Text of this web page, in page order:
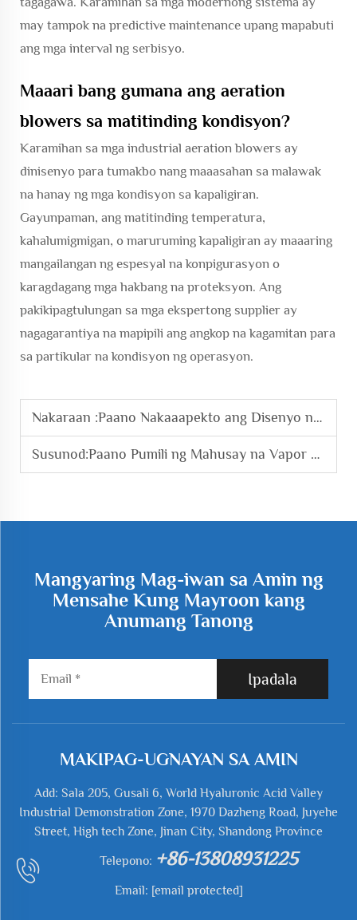
may tampok na predictive maintenance upang mapabuti
ang mga interval ng serbisyo.
Maaari bang gumana ang aeration
blowers sa matitinding kondisyon?
Karamihan sa mga industrial aeration blowers ay
dinisenyo para tumakbo nang maaasahan sa malawak
na hanay ng mga kondisyon sa kapaligiran.
Gayunpaman, ang matitinding temperatura,
kahalumigmigan, o maruruming kapaligiran ay maaaring
mangailangan ng espesyal na konpigurasyon o
karagdagang mga hakbang na proteksyon. Ang
pakikipagtulungan sa mga ekspertong supplier ay
nagagarantiya na mapipili ang angkop na kagamitan para
sa partikular na kondisyon ng operasyon.
Nakaraan :Paano Nakaaapekto ang Disenyo ng Blower sa Kahusayan ng Aeration?
Susunod:Paano Pumili ng Mahusay na Vapor Compressor para sa Industriyal na Gamit?
Mangyaring Mag-iwan sa Amin ng
Mensahe Kung Mayroon kang
Anumang Tanong
Ipadala
MAKIPAG-UGNAYAN SA AMIN
Add: Sala 205, Gusali 6, World Hyaluronic Acid Valley
Industrial Demonstration Zone, 1970 Dazheng Road, Juyehe
Street, High tech Zone, Jinan City, Shandong Province
Telepono: +86-13808931225
Email: [email protected]